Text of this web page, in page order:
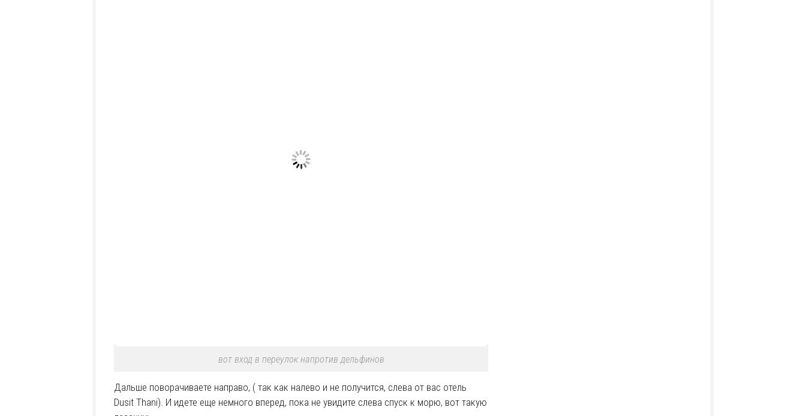
вот вход в переулок напротив дельфинов
Дальше поворачиваете направо, ( так как налево и не получится, слева от вас отель
Dusit Thani). И идете еще немного вперед, пока не увидите слева спуск к морю, вот такую